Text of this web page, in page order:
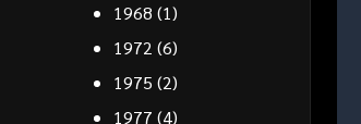
1968 (1)
1972 (6)
1975 (2)
1977 (4)